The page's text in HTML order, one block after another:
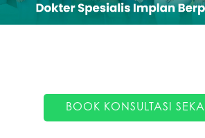
BOOK KONSULTASI